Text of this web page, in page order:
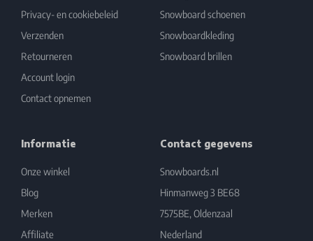
Privacy- en cookiebeleid
Verzenden
Retourneren
Account login
Contact opnemen
Snowboard schoenen
Snowboardkleding
Snowboard brillen
Informatie
Onze winkel
Blog
Merken
Affiliate
Contact gegevens
Snowboards.nl
Hinmanweg 3 BE68
7575BE, Oldenzaal
Nederland